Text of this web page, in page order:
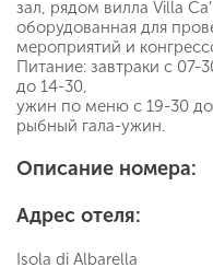
зал, рядом вилла Villa
оборудованная для
мероприятий и
Питание: завтраки с
до 14-30,
ужин по меню с 19-30
рыбный гала-ужин.
Описание номера:
Адрес отеля:
Isola di Albarella